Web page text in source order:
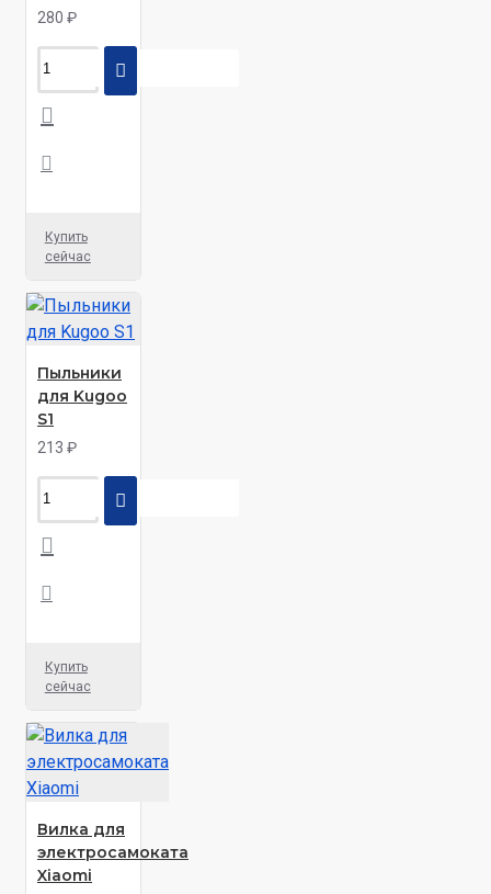
280 ₽
Купить
сейчас
Пыльники
для Kugoo
S1
213 ₽
Купить
сейчас
Вилка для
электросамоката
Xiaomi